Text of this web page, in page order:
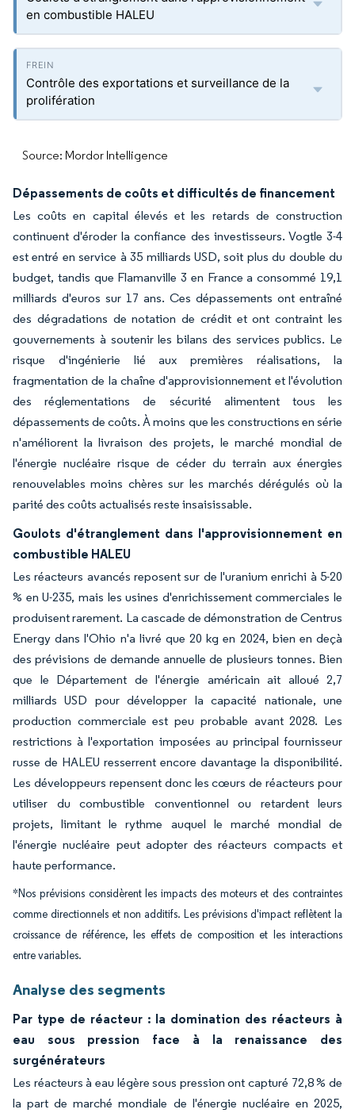
en combustible HALEU
Contrôle des exportations et surveillance de la
prolifération
Source: Mordor Intelligence
Dépassements de coûts et difficultés de financement
Les coûts en capital élevés et les retards de construction
continuent d'éroder la confiance des investisseurs. Vogtle 3-4
est entré en service à 35 milliards USD, soit plus du double du
budget, tandis que Flamanville 3 en France a consommé 19,1
milliards d'euros sur 17 ans. Ces dépassements ont entraîné
des dégradations de notation de crédit et ont contraint les
gouvernements à soutenir les bilans des services publics. Le
risque d'ingénierie lié aux premières réalisations, la
fragmentation de la chaîne d'approvisionnement et l'évolution
des réglementations de sécurité alimentent tous les
dépassements de coûts. À moins que les constructions en série
n'améliorent la livraison des projets, le marché mondial de
l'énergie nucléaire risque de céder du terrain aux énergies
renouvelables moins chères sur les marchés dérégulés où la
parité des coûts actualisés reste insaisissable.
Goulots d'étranglement dans l'approvisionnement en
combustible HALEU
Les réacteurs avancés reposent sur de l'uranium enrichi à 5-20
% en U-235, mais les usines d'enrichissement commerciales le
produisent rarement. La cascade de démonstration de Centrus
Energy dans l'Ohio n'a livré que 20 kg en 2024, bien en deçà
des prévisions de demande annuelle de plusieurs tonnes. Bien
que le Département de l'énergie américain ait alloué 2,7
milliards USD pour développer la capacité nationale, une
production commerciale est peu probable avant 2028. Les
restrictions à l'exportation imposées au principal fournisseur
russe de HALEU resserrent encore davantage la disponibilité.
Les développeurs repensent donc les cœurs de réacteurs pour
utiliser du combustible conventionnel ou retardent leurs
projets, limitant le rythme auquel le marché mondial de
l'énergie nucléaire peut adopter des réacteurs compacts et
haute performance.
*Nos prévisions considèrent les impacts des moteurs et des contraintes
comme directionnels et non additifs. Les prévisions d'impact reflètent la
croissance de référence, les effets de composition et les interactions
entre variables.
Analyse des segments
Par type de réacteur : la domination des réacteurs à
eau sous pression face à la renaissance des
surgénérateurs
Les réacteurs à eau légère sous pression ont capturé 72,8 % de
la part de marché mondiale de l'énergie nucléaire en 2025,